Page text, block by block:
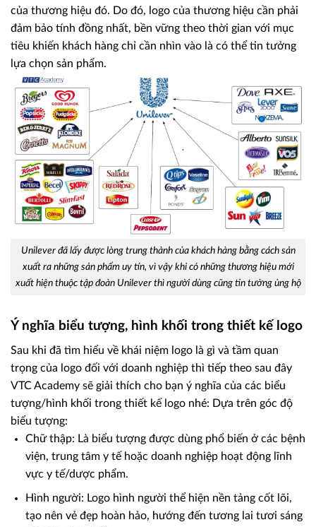
của thương hiệu đó. Do đó, logo của thương hiệu cần phải
đảm bảo tính đồng nhất, bền vững theo thời gian với mục
tiêu khiến khách hàng chỉ cần nhìn vào là có thể tin tưởng
lựa chọn sản phẩm.
Unilever đã lấy được lòng trung thành của khách hàng bằng cách sản
xuất ra những sản phẩm uy tín, vì vậy khi có những thương hiệu mới
xuất hiện thuộc tập đoàn Unilever thì người dùng cũng tin tưởng ủng hộ
Ý nghĩa biểu tượng, hình khối trong thiết kế logo
Sau khi đã tìm hiểu về khái niệm logo là gì và tầm quan
trọng của logo đối với doanh nghiệp thì tiếp theo sau đây
VTC Academy sẽ giải thích cho bạn ý nghĩa của các biểu
tượng/hình khối trong thiết kế logo nhé: Dựa trên góc độ
biểu tượng:
Chữ thập: Là biểu tượng được dùng phổ biến ở các bệnh
viện, trung tâm y tế hoặc doanh nghiệp hoạt động lĩnh
vực y tế/dược phẩm.
Hình người: Logo hình người thể hiện nền tảng cốt lõi,
tạo nên vẻ đẹp hoàn hảo, hướng đến tương lai tươi sáng